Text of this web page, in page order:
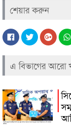
শেয়ার করুন
এ বিভাগের আরো